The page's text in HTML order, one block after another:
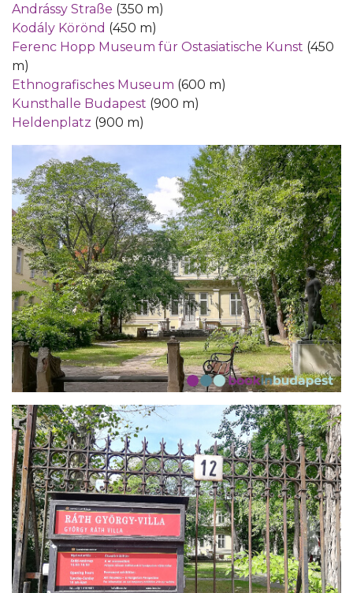
Andrássy Straße (350 m)
Kodály Körönd (450 m)
Ferenc Hopp Museum für Ostasiatische Kunst (450
m)
Ethnografisches Museum (600 m)
Kunsthalle Budapest (900 m)
Heldenplatz (900 m)